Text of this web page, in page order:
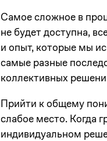
Самое сложное в
не будет доступна,
и опыт, которые мы
самые разные
коллективных
Прийти к общему
слабое место. Когда
индивидуальном